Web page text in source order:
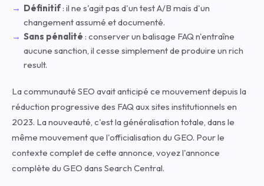
Définitif: il ne s'agit pas d'un test A/B mais d'un
changement assumé et documenté.
Sans pénalité : conserver un balisage FAQ n'entraîne
aucune sanction, il cesse simplement de produire un rich
result.
La communauté SEO avait anticipé ce mouvement depuis la
réduction progressive des FAQ aux sites institutionnels en
2023. La nouveauté, c'est la généralisation totale, dans le
même mouvement que l'officialisation du GEO. Pour le
contexte complet de cette annonce, voyezl'annonce
complète du GEO dans Search Central.